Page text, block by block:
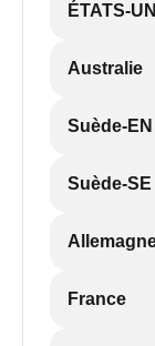
ÉTATS-
Australie
Suède-EN
Suède-SE
France